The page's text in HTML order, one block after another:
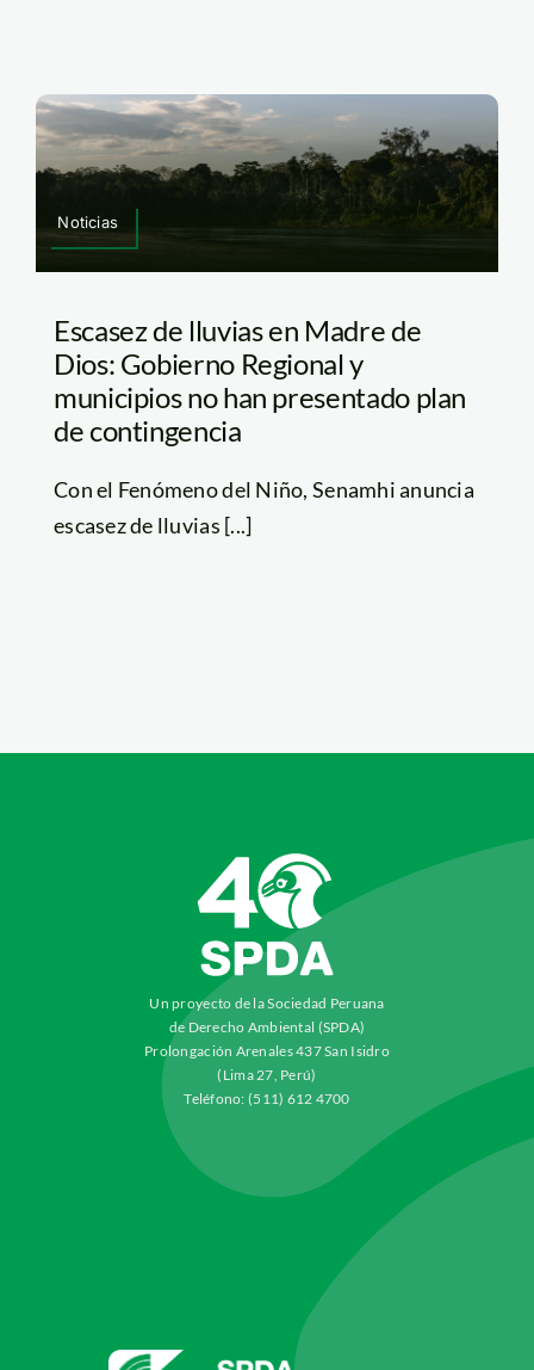
Noticias
Escasez de lluvias en Madre de
Dios: Gobierno Regional y
municipios no han presentado plan
de contingencia
Con el Fenómeno del Niño, Senamhi anuncia
escasez de lluvias [...]
Un proyecto de la Sociedad Peruana
de Derecho Ambiental (SPDA)
Prolongación Arenales 437 San Isidro
(Lima 27, Perú)
Teléfono: (511) 612 4700